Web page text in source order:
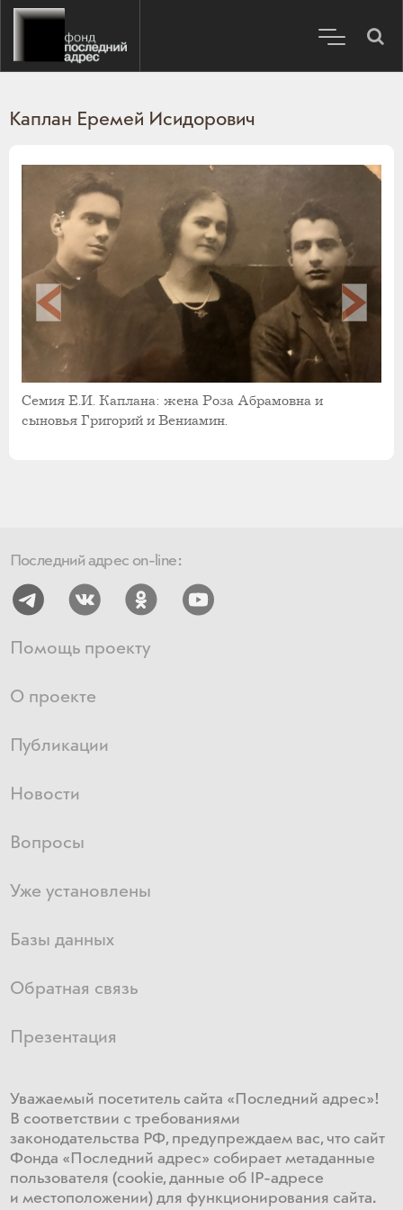
Каплан Еремей Исидорович
Семия Е.И. Каплана: жена Роза Абрамовна и
сыновья Григорий и Вениамин.
Последний адрес on-line:
Помощь проекту
О проекте
Публикации
Новости
Вопросы
Уже установлены
Базы данных
Обратная связь
Презентация
Уважаемый посетитель сайта «Последний адрес»!
В соответствии с требованиями
законодательства РФ, предупреждаем вас, что сайт
Фонда «Последний адрес» собирает метаданные
пользователя (cookie, данные об IP-адресе
и местоположении) для функционирования сайта​.